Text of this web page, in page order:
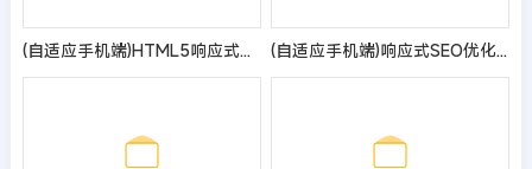
(自适应手机端)HTML5响应式健身俱乐部类pbootcms网站模板 绿色健身网站源码 (自适应手机端)响应式SEO优化装修装饰设计公司网站pbootcms模板 装修装饰工程seo网站源码